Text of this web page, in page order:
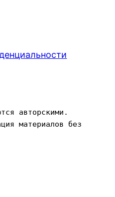
авторскими.
материалов без